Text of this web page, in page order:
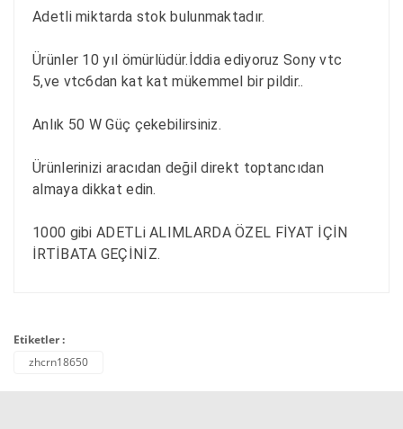
Adetli miktarda stok bulunmaktadır.
Ürünler 10 yıl ömürlüdür.İddia ediyoruz Sony vtc
5,ve vtc6dan kat kat mükemmel bir pildir..
Anlık 50 W Güç çekebilirsiniz.
Ürünlerinizi aracıdan değil direkt toptancıdan
almaya dikkat edin.
1000 gibi ADETLi ALIMLARDA ÖZEL FİYAT İÇİN
İRTİBATA GEÇİNİZ.
Etiketler :
zhcrn18650